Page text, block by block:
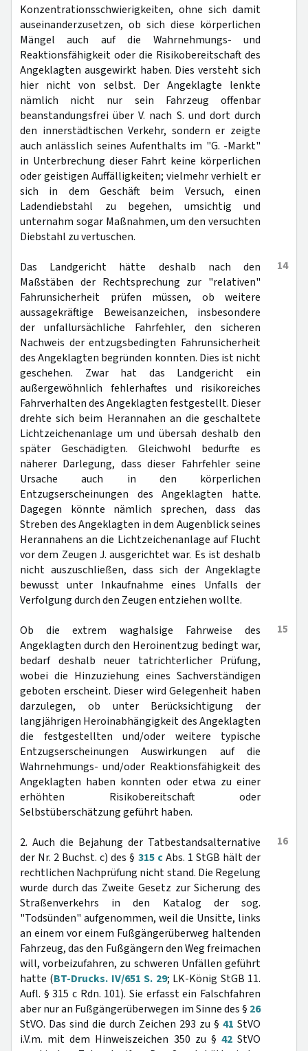
Konzentrationsschwierigkeiten, ohne sich damit
auseinanderzusetzen, ob sich diese körperlichen
Mängel auch auf die Wahrnehmungs- und
Reaktionsfähigkeit oder die Risikobereitschaft des
Angeklagten ausgewirkt haben. Dies versteht sich
hier nicht von selbst. Der Angeklagte lenkte
nämlich nicht nur sein Fahrzeug offenbar
beanstandungsfrei über V. nach S. und dort durch
den innerstädtischen Verkehr, sondern er zeigte
auch anlässlich seines Aufenthalts im "G. -Markt"
in Unterbrechung dieser Fahrt keine körperlichen
oder geistigen Auffälligkeiten; vielmehr verhielt er
sich in dem Geschäft beim Versuch, einen
Ladendiebstahl zu begehen, umsichtig und
unternahm sogar Maßnahmen, um den versuchten
Diebstahl zu vertuschen.
14
Das Landgericht hätte deshalb nach den
Maßstäben der Rechtsprechung zur "relativen"
Fahrunsicherheit prüfen müssen, ob weitere
aussagekräftige Beweisanzeichen, insbesondere
der unfallursächliche Fahrfehler, den sicheren
Nachweis der entzugsbedingten Fahrunsicherheit
des Angeklagten begründen konnten. Dies ist nicht
geschehen. Zwar hat das Landgericht ein
außergewöhnlich fehlerhaftes und risikoreiches
Fahrverhalten des Angeklagten festgestellt. Dieser
drehte sich beim Herannahen an die geschaltete
Lichtzeichenanlage um und übersah deshalb den
später Geschädigten. Gleichwohl bedurfte es
näherer Darlegung, dass dieser Fahrfehler seine
Ursache auch in den körperlichen
Entzugserscheinungen des Angeklagten hatte.
Dagegen könnte nämlich sprechen, dass das
Streben des Angeklagten in dem Augenblick seines
Herannahens an die Lichtzeichenanlage auf Flucht
vor dem Zeugen J. ausgerichtet war. Es ist deshalb
nicht auszuschließen, dass sich der Angeklagte
bewusst unter Inkaufnahme eines Unfalls der
Verfolgung durch den Zeugen entziehen wollte.
15
Ob die extrem waghalsige Fahrweise des
Angeklagten durch den Heroinentzug bedingt war,
bedarf deshalb neuer tatrichterlicher Prüfung,
wobei die Hinzuziehung eines Sachverständigen
geboten erscheint. Dieser wird Gelegenheit haben
darzulegen, ob unter Berücksichtigung der
langjährigen Heroinabhängigkeit des Angeklagten
die festgestellten und/oder weitere typische
Entzugserscheinungen Auswirkungen auf die
Wahrnehmungs- und/oder Reaktionsfähigkeit des
Angeklagten haben konnten oder etwa zu einer
erhöhten Risikobereitschaft oder
Selbstüberschätzung geführt haben.
16
2. Auch die Bejahung der Tatbestandsalternative
der Nr. 2 Buchst. c) des § 315 cAbs. 1 StGB hält der
rechtlichen Nachprüfung nicht stand. Die Regelung
wurde durch das Zweite Gesetz zur Sicherung des
Straßenverkehrs in den Katalog der sog.
"Todsünden" aufgenommen, weil die Unsitte, links
an einem vor einem Fußgängerüberweg haltenden
Fahrzeug, das den Fußgängern den Weg freimachen
will, vorbeizufahren, zu schweren Unfällen geführt
hatte (BT-Drucks. IV/651 S. 29; LK-König StGB 11.
Aufl. § 315 c Rdn. 101). Sie erfasst ein Falschfahren
aber nur an Fußgängerüberwegen im Sinne des § 26
StVO. Das sind die durch Zeichen 293 zu § 41 StVO
i.V.m. mit dem Hinweiszeichen 350 zu § 42StVO